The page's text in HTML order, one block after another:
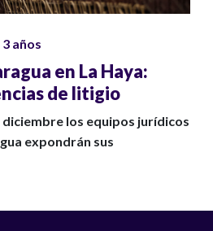
años
en La Haya:
de litigio
diciembre los equipos jurídicos
expondrán sus